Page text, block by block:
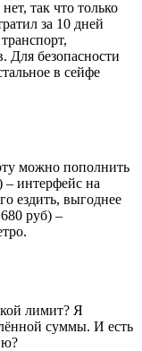
так что только
за 10 дней
Для безопасности
в сейфе
можно пополнить
– интерфейс на
ездить, выгоднее
руб) –
лимит? Я
суммы. И есть